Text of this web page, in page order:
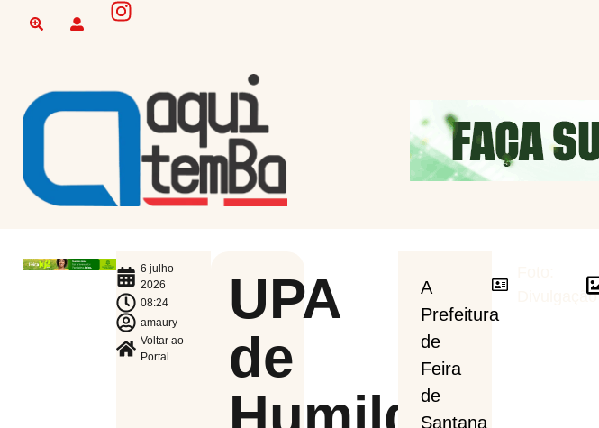
6 julho
2026
08:24
amaury
Voltar ao
Portal
UPA
de
A
Prefeitura
de
Feira
de
Santana
Divulgação